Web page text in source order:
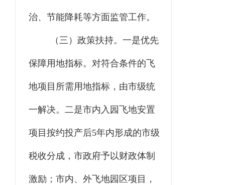
治、节能降耗等方面监管工作。
（三）政策扶持。 一是优先
保障用地指标。对符合条件的飞
地项目所需用地指标，由市级统
一解决。二是市内入园飞地安置
项目按约投产后5年内形成的市级
税收分成，市政府予以财政体制
激励；市内、外飞地园区项目，